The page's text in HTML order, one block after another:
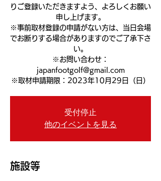
りご登録いただきますよう、よろしくお願い
申し上げます。
※事前取材登録の申請がない方は、当日会場
でお断りする場合がありますのでご了承下さ
い。
※お問い合わせ：
japanfootgolf@gmail.com
※取材申請期限：2023年10月29日（日）
受付停止
他のイベントを見る
施設等